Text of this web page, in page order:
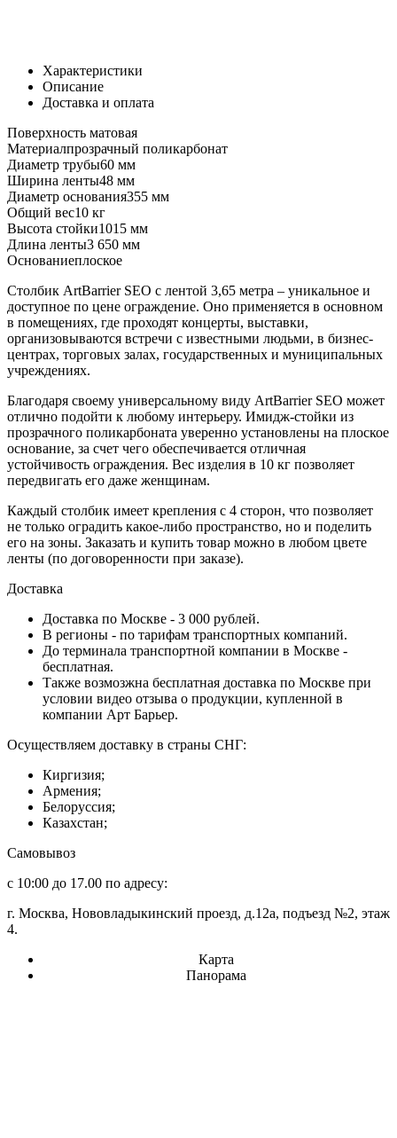
Характеристики
Описание
Доставка и оплата
Поверхность матовая
Материалпрозрачный поликарбонат
Диаметр трубы60 мм
Ширина ленты48 мм
Диаметр основания355 мм
Общий вес10 кг
Высота стойки1015 мм
Длина ленты3 650 мм
Основаниеплоское
Столбик ArtBarrier SEO с лентой 3,65 метра – уникальное и
доступное по цене ограждение. Оно применяется в основном
в помещениях, где проходят концерты, выставки,
организовываются встречи с известными людьми, в бизнес-
центрах, торговых залах, государственных и муниципальных
учреждениях.
Благодаря своему универсальному виду ArtBarrier SEO может
отлично подойти к любому интерьеру. Имидж-стойки из
прозрачного поликарбоната уверенно установлены на плоское
основание, за счет чего обеспечивается отличная
устойчивость ограждения. Вес изделия в 10 кг позволяет
передвигать его даже женщинам.
Каждый столбик имеет крепления с 4 сторон, что позволяет
не только оградить какое-либо пространство, но и поделить
его на зоны. Заказать и купить товар можно в любом цвете
ленты (по договоренности при заказе).
Доставка
Доставка по Москве - 3 000 рублей.
В регионы - по тарифам транспортных компаний.
До терминала транспортной компании в Москве -
бесплатная.
Также возмозжна бесплатная доставка по Москве при
условии видео отзыва о продукции, купленной в
компании Арт Барьер.
Осуществляем доставку в страны СНГ:
Киргизия;
Армения;
Белоруссия;
Казахстан;
Самовывоз
с 10:00 до 17.00 по адресу:
г. Москва, Нововладыкинский проезд, д.12а, подъезд №2, этаж
4.
Карта
Панорама